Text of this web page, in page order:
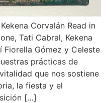
Corvalán Read in
Tati Cabral, Kekena
Fiorella Gómez y Celeste
prácticas de
que nos sostiene
la fiesta y el
[…]